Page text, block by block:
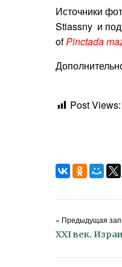
Источники
Stiassny и
ofPinctada
Post Views:
« Предыдущая
XXI век.